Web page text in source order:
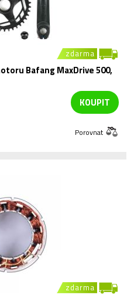
zdarma
Bafang MaxDrive 500,
KOUPIT
Porovnat
zdarma